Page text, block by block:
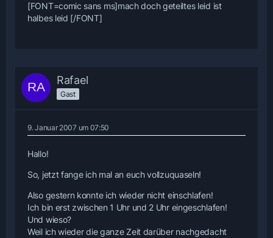
[FONT=comic sans ms]mach doch geteiltes leid ist
halbes leid [/FONT]
Rafael
Gast
9. Januar 2007 um 07:50
Hallo!
So, jetzt fange ich mal an euch vollzuquaseln!
Also gestern konnte ich wieder nicht einschlafen!
Ich bin erst zwischen 1 Uhr und 2 Uhr eingeschlafen!
Und wieso?
Weil ich wieder die ganze Zeit darüber nachgedacht